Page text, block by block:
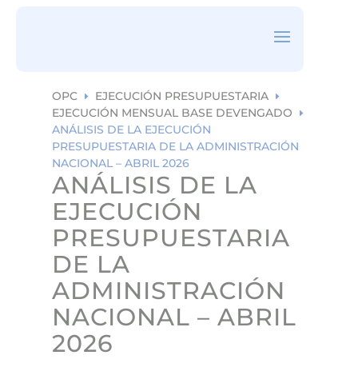
OPC E EJECUCIÓN PRESUPUESTARIA E
EJECUCIÓN MENSUAL BASE DEVENGADO E
ANÁLISIS DE LA EJECUCIÓN
PRESUPUESTARIA DE LA ADMINISTRACIÓN
NACIONAL – ABRIL 2026
ANÁLISIS DE LA
EJECUCIÓN
PRESUPUESTARIA
DE LA
ADMINISTRACIÓN
NACIONAL – ABRIL
2026